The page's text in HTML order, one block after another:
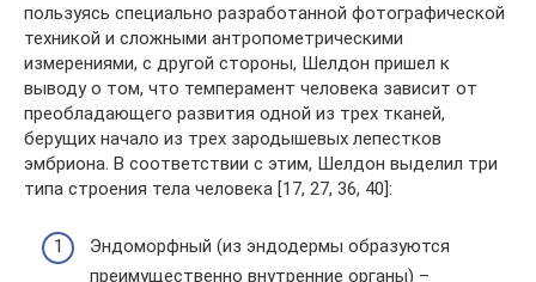
пользуясь специально разработанной фотографической
техникой и сложными антропометрическими
измерениями, с другой стороны, Шелдон пришел к
выводу о том, что темперамент человека зависит от
преобладающего развития одной из трех тканей,
берущих начало из трех зародышевых лепестков
эмбриона. В соответствии с этим, Шелдон выделил три
типа строения тела человека [17, 27, 36, 40]:
Эндоморфный (из эндодермы образуются
преимущественно внутренние органы) –